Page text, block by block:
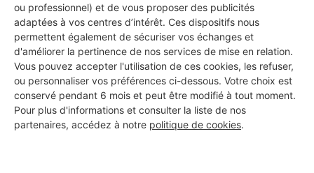
ou professionnel) et de vous proposer des publicités
adaptées à vos centres d’intérêt. Ces dispositifs nous
permettent également de sécuriser vos échanges et
d'améliorer la pertinence de nos services de mise en relation.
Vous pouvez accepter l'utilisation de ces cookies, les refuser,
ou personnaliser vos préférences ci-dessous. Votre choix est
conservé pendant 6 mois et peut être modifié à tout moment.
Pour plus d'informations et consulter la liste de nos
partenaires, accédez à notre politique de cookies.
DEMANDER UN DEVIS